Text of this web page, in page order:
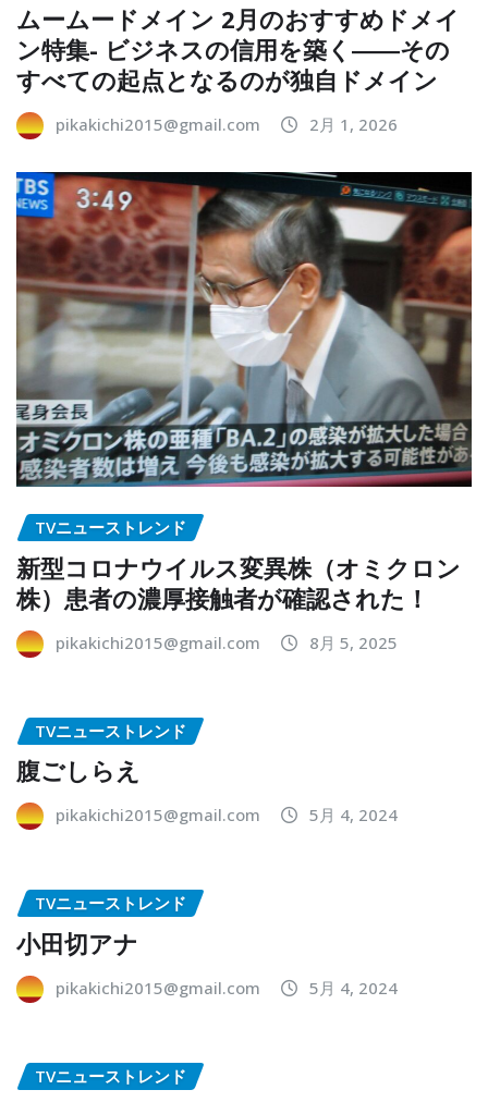
ムームードメイン 2月のおすすめドメイ
ン特集- ビジネスの信用を築く――その
すべての起点となるのが独自ドメイン
pikakichi2015@gmail.com 2月 1, 2026
TVニューストレンド
新型コロナウイルス変異株（オミクロン
株）患者の濃厚接触者が確認された！
pikakichi2015@gmail.com 8月 5, 2025
TVニューストレンド
腹ごしらえ
pikakichi2015@gmail.com 5月 4, 2024
TVニューストレンド
小田切アナ
pikakichi2015@gmail.com 5月 4, 2024
TVニューストレンド